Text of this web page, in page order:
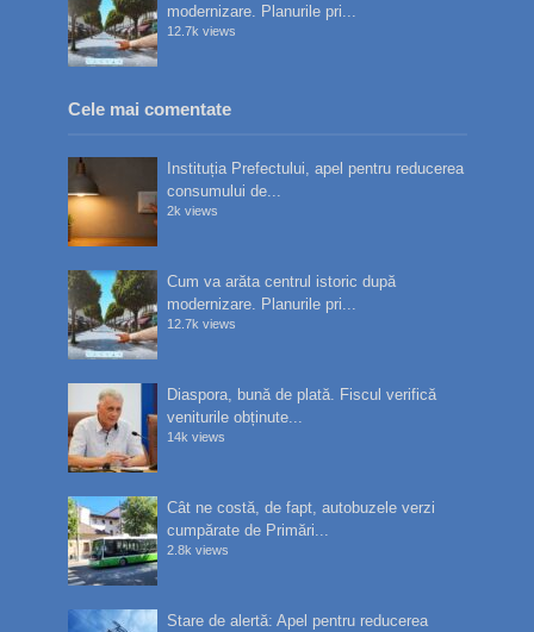
modernizare. Planurile pri...
12.7k views
Cele mai comentate
Instituția Prefectului, apel pentru reducerea
consumului de...
2k views
Cum va arăta centrul istoric după
modernizare. Planurile pri...
12.7k views
Diaspora, bună de plată. Fiscul verifică
veniturile obținute...
14k views
Cât ne costă, de fapt, autobuzele verzi
cumpărate de Primări...
2.8k views
Stare de alertă: Apel pentru reducerea